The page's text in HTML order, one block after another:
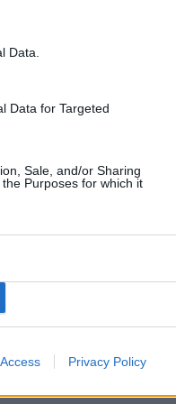
Data.
Data for Targeted
Sale, and/or Sharing
Purposes for which it
Privacy Policy
βλεπει το
μία ευκαιρία να
για το πρόσωπό του
στον...
χατ τρικ του
ΑΕΚ
νίκη της Ένωσης στη
της Ρεάλ
Έσε: